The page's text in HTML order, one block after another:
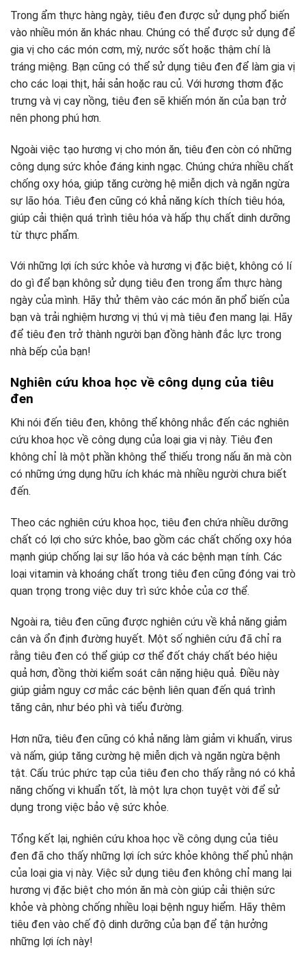
Trong ẩm thực hàng ngày, tiêu đen được sử dụng phổ biến
vào nhiều món ăn khác nhau. Chúng có thể được sử dụng để
gia vị cho các món cơm, mỳ, nước sốt hoặc thậm chí là
tráng miệng. Bạn cũng có thể sử dụng tiêu đen để làm gia vị
cho các loại thịt, hải sản hoặc rau củ. Với hương thơm đặc
trưng và vị cay nồng, tiêu đen sẽ khiến món ăn của bạn trở
nên phong phú hơn.
Ngoài việc tạo hương vị cho món ăn, tiêu đen còn có những
công dụng sức khỏe đáng kinh ngạc. Chúng chứa nhiều chất
chống oxy hóa, giúp tăng cường hệ miễn dịch và ngăn ngừa
sự lão hóa. Tiêu đen cũng có khả năng kích thích tiêu hóa,
giúp cải thiện quá trình tiêu hóa và hấp thụ chất dinh dưỡng
từ thực phẩm.
Với những lợi ích sức khỏe và hương vị đặc biệt, không có lí
do gì để bạn không sử dụng tiêu đen trong ẩm thực hàng
ngày của mình. Hãy thử thêm vào các món ăn phổ biến của
bạn và trải nghiệm hương vị thú vị mà tiêu đen mang lại. Hãy
để tiêu đen trở thành người bạn đồng hành đắc lực trong
nhà bếp của bạn!
Nghiên cứu khoa học về công dụng của tiêu
đen
Khi nói đến tiêu đen, không thể không nhắc đến các nghiên
cứu khoa học về công dụng của loại gia vị này. Tiêu đen
không chỉ là một phần không thể thiếu trong nấu ăn mà còn
có những ứng dụng hữu ích khác mà nhiều người chưa biết
đến.
Theo các nghiên cứu khoa học, tiêu đen chứa nhiều dưỡng
chất có lợi cho sức khỏe, bao gồm các chất chống oxy hóa
mạnh giúp chống lại sự lão hóa và các bệnh mạn tính. Các
loại vitamin và khoáng chất trong tiêu đen cũng đóng vai trò
quan trọng trong việc duy trì sức khỏe của cơ thể.
Ngoài ra, tiêu đen cũng được nghiên cứu về khả năng giảm
cân và ổn định đường huyết. Một số nghiên cứu đã chỉ ra
rằng tiêu đen có thể giúp cơ thể đốt cháy chất béo hiệu
quả hơn, đồng thời kiểm soát cân nặng hiệu quả. Điều này
giúp giảm nguy cơ mắc các bệnh liên quan đến quá trình
tăng cân, như béo phì và tiểu đường.
Hơn nữa, tiêu đen cũng có khả năng làm giảm vi khuẩn, virus
và nấm, giúp tăng cường hệ miễn dịch và ngăn ngừa bệnh
tật. Cấu trúc phức tạp của tiêu đen cho thấy rằng nó có khả
năng chống vi khuẩn tốt, là một lựa chọn tuyệt vời để sử
dụng trong việc bảo vệ sức khỏe.
Tổng kết lại, nghiên cứu khoa học về công dụng của tiêu
đen đã cho thấy những lợi ích sức khỏe không thể phủ nhận
của loại gia vị này. Việc sử dụng tiêu đen không chỉ mang lại
hương vị đặc biệt cho món ăn mà còn giúp cải thiện sức
khỏe và phòng chống nhiều loại bệnh nguy hiểm. Hãy thêm
tiêu đen vào chế độ dinh dưỡng của bạn để tận hưởng
những lợi ích này!